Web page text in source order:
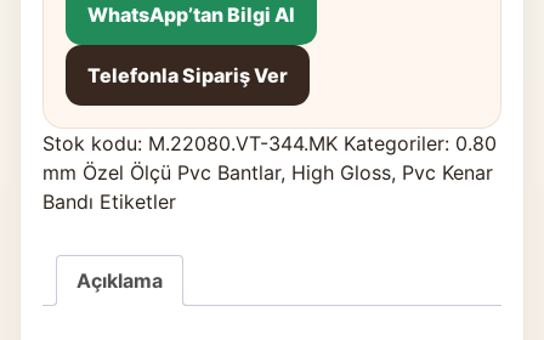
WhatsApp’tan Bilgi Al
Telefonla Sipariş Ver
Stok kodu: M.22080.VT-344.MK Kategoriler: 0.80
mm Özel Ölçü Pvc Bantlar, High Gloss, Pvc Kenar
Bandı Etiketler
Açıklama